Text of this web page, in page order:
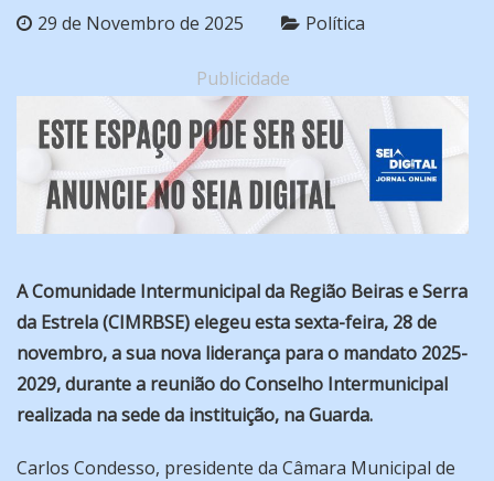
29 de Novembro de 2025 Política
Publicidade
A Comunidade Intermunicipal da Região Beiras e Serra
da Estrela (CIMRBSE) elegeu esta sexta-feira, 28 de
novembro, a sua nova liderança para o mandato 2025-
2029, durante a reunião do Conselho Intermunicipal
realizada na sede da instituição, na Guarda.
Carlos Condesso, presidente da Câmara Municipal de